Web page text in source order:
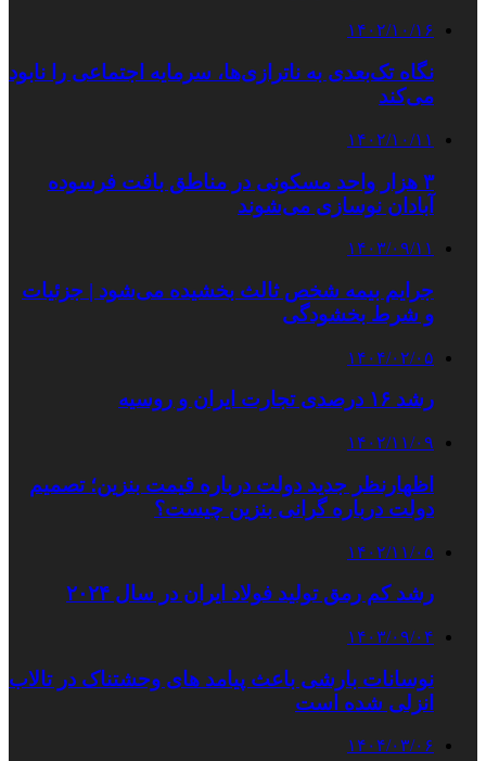
۱۴۰۲/۱۰/۱۶
نگاه تک‌بعدی به ناترازی‌ها، سرمایه اجتماعی را نابود
می‌کند
۱۴۰۲/۱۰/۱۱
۳ هزار واحد مسکونی در مناطق بافت فرسوده
آبادان نوسازی می‌شوند
۱۴۰۳/۰۹/۱۱
جرایم بیمه شخص ثالث بخشیده می‌شود | جزئیات
و شرط بخشودگی
۱۴۰۴/۰۲/۰۵
رشد ۱۶ درصدی تجارت ایران و روسیه
۱۴۰۲/۱۱/۰۹
اظهارنظر جدید دولت درباره قیمت بنزین؛ تصمیم
دولت درباره گرانی بنزین چیست؟
۱۴۰۲/۱۱/۰۵
رشد کم رمق تولید فولاد ایران در سال ۲۰۲۴
۱۴۰۳/۰۹/۰۴
نوسانات بارشی باعث پیامد های وحشتناک در تالاب
انزلی شده است
۱۴۰۴/۰۳/۰۶